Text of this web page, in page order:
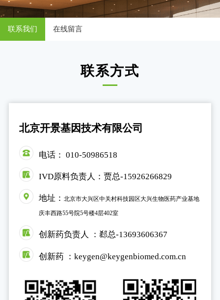
联系我们 在线留言
联系方式
北京开景基因技术有限公司
电话： 010-50986518
IVD原料负责人：贾总-15926266829
地址： 北京市大兴区中关村科技园区大兴生物医药产业基地
庆丰西路55号院5号楼4层402室
创新药负责人 ：郄总-13693606367
创新药 ：keygen@keygenbiomed.com.cn